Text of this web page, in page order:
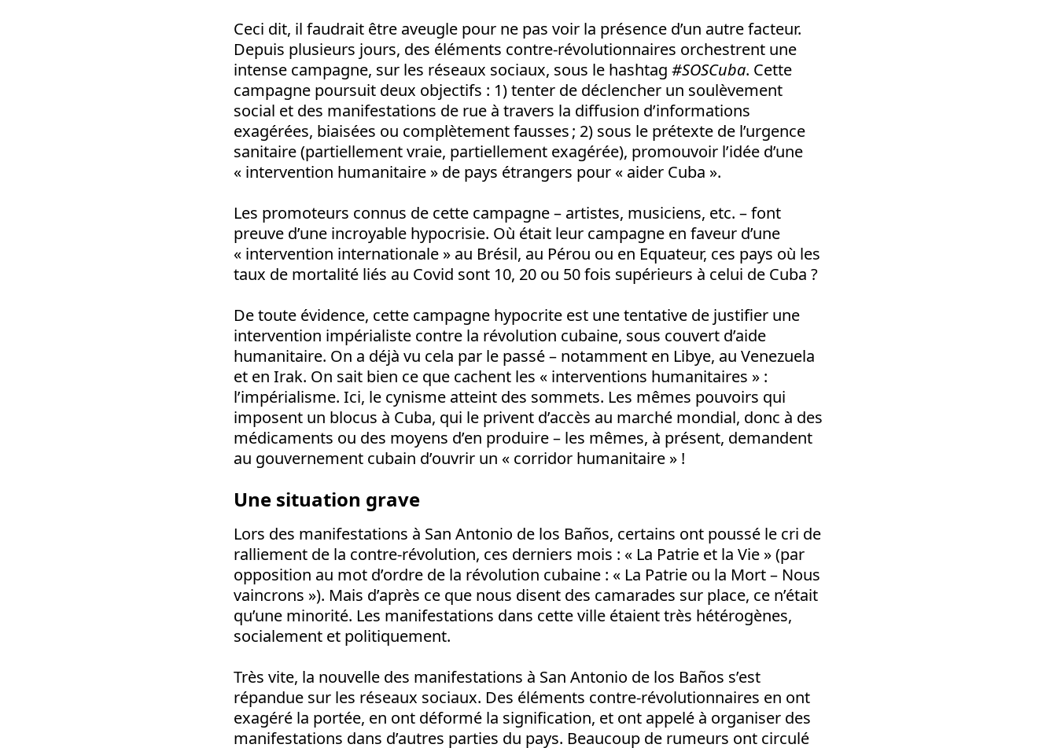
Ceci dit, il faudrait être aveugle pour ne pas voir la présence d’un autre facteur.
Depuis plusieurs jours, des éléments contre-révolutionnaires orchestrent une
intense campagne, sur les réseaux sociaux, sous le hashtag #SOSCuba. Cette
campagne poursuit deux objectifs : 1) tenter de déclencher un soulèvement
social et des manifestations de rue à travers la diffusion d’informations
exagérées, biaisées ou complètement fausses ; 2) sous le prétexte de l’urgence
sanitaire (partiellement vraie, partiellement exagérée), promouvoir l’idée d’une
« intervention humanitaire » de pays étrangers pour « aider Cuba ».
Les promoteurs connus de cette campagne – artistes, musiciens, etc. – font
preuve d’une incroyable hypocrisie. Où était leur campagne en faveur d’une
« intervention internationale » au Brésil, au Pérou ou en Equateur, ces pays où les
taux de mortalité liés au Covid sont 10, 20 ou 50 fois supérieurs à celui de Cuba ?
De toute évidence, cette campagne hypocrite est une tentative de justifier une
intervention impérialiste contre la révolution cubaine, sous couvert d’aide
humanitaire. On a déjà vu cela par le passé – notamment en Libye, au Venezuela
et en Irak. On sait bien ce que cachent les « interventions humanitaires » :
l’impérialisme. Ici, le cynisme atteint des sommets. Les mêmes pouvoirs qui
imposent un blocus à Cuba, qui le privent d’accès au marché mondial, donc à des
médicaments ou des moyens d’en produire – les mêmes, à présent, demandent
au gouvernement cubain d’ouvrir un « corridor humanitaire » !
Une situation grave
Lors des manifestations à San Antonio de los Baños, certains ont poussé le cri de
ralliement de la contre-révolution, ces derniers mois : « La Patrie et la Vie » (par
opposition au mot d’ordre de la révolution cubaine : « La Patrie ou la Mort – Nous
vaincrons »). Mais d’après ce que nous disent des camarades sur place, ce n’était
qu’une minorité. Les manifestations dans cette ville étaient très hétérogènes,
socialement et politiquement.
Très vite, la nouvelle des manifestations à San Antonio de los Baños s’est
répandue sur les réseaux sociaux. Des éléments contre-révolutionnaires en ont
exagéré la portée, en ont déformé la signification, et ont appelé à organiser des
manifestations dans d’autres parties du pays. Beaucoup de rumeurs ont circulé